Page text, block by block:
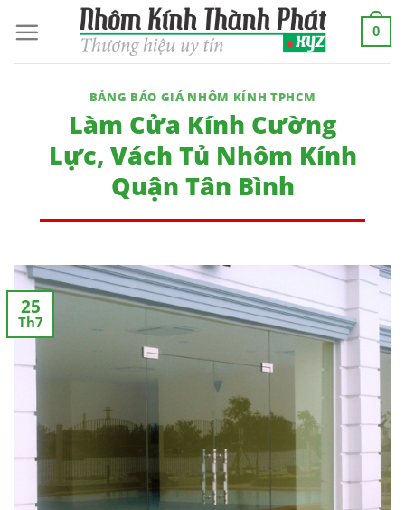
content
0
BẢNG BÁO GIÁ NHÔM KÍNH TPHCM
Làm Cửa Kính Cường
Lực, Vách Tủ Nhôm Kính
Quận Tân Bình
25
Th7